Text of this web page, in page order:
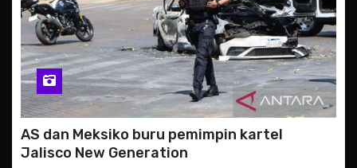
AS dan Meksiko buru pemimpin kartel
Jalisco New Generation